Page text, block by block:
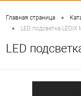
Главная страница •
• LED подсветка LEDIX
LED